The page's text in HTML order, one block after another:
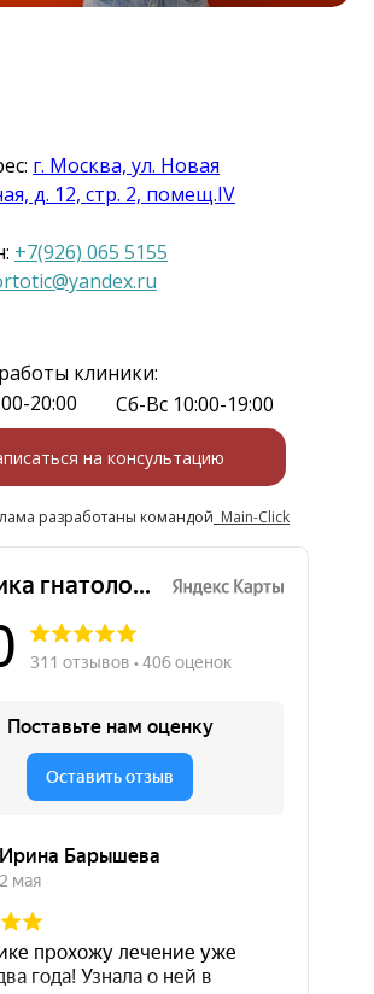
г. Москва, ул. Новая
д. 12, стр. 2, помещ.IV
+7(926) 065 5155
на консультацию
Сб-Вс 10:00-19:00
20:00
разработаны командой Main-Click
клиники: